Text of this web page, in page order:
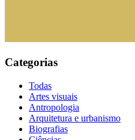
Categorias
Todas
Artes visuais
Antropologia
Arquitetura e urbanismo
Biografias